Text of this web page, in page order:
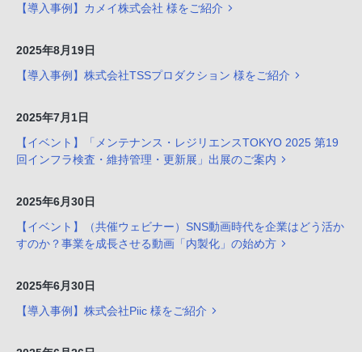
【導入事例】カメイ株式会社 様をご紹介
2025年8月19日
【導入事例】株式会社TSSプロダクション 様をご紹介
2025年7月1日
【イベント】「メンテナンス・レジリエンスTOKYO 2025 第19
回インフラ検査・維持管理・更新展」出展のご案内
2025年6月30日
【イベント】（共催ウェビナー）SNS動画時代を企業はどう活か
すのか？事業を成長させる動画「内製化」の始め方
2025年6月30日
【導入事例】株式会社Piic 様をご紹介